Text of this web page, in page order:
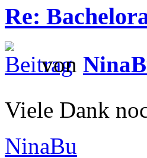
Re:
von
Viele Dank
NinaBu